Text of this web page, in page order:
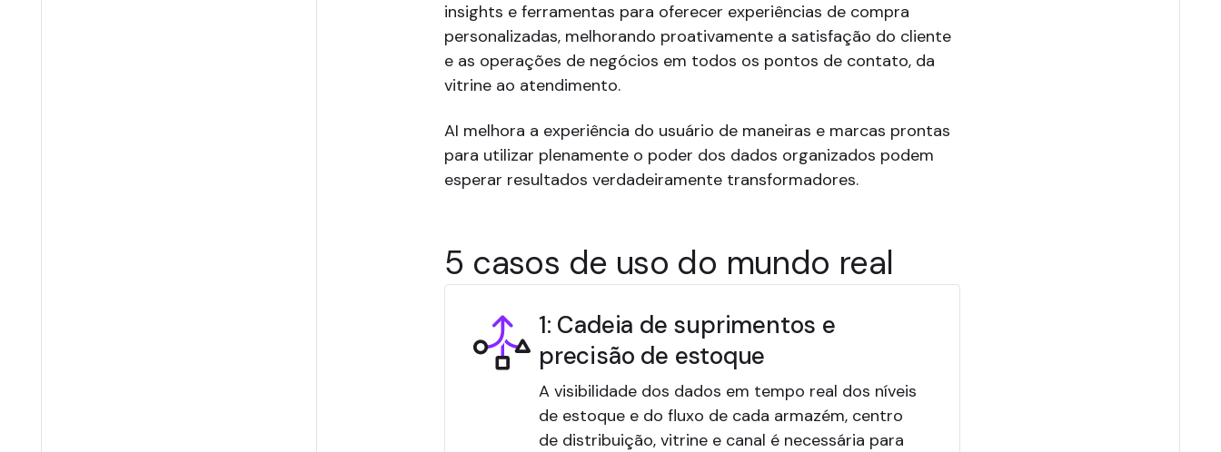
insights e ferramentas para oferecer experiências de compra
personalizadas, melhorando proativamente a satisfação do cliente
e as operações de negócios em todos os pontos de contato, da
vitrine ao atendimento.
AI melhora a experiência do usuário de maneiras e marcas prontas
para utilizar plenamente o poder dos dados organizados podem
esperar resultados verdadeiramente transformadores.
5 casos de uso do mundo real
1: Cadeia de suprimentos e
precisão de estoque
A visibilidade dos dados em tempo real dos níveis
de estoque e do fluxo de cada armazém, centro
de distribuição, vitrine e canal é necessária para